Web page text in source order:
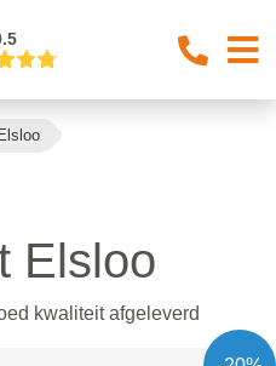
Elsloo
kwaliteit afgeleverd